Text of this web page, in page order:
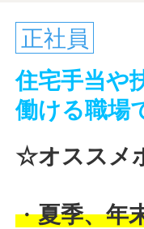
正社員
住宅手当や
働ける職場
☆オススメ
・夏季、年